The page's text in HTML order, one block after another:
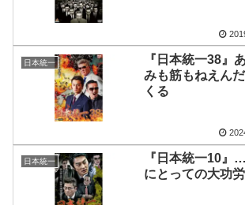
日本統一
『日本統一38』
みも筋もねえん
くる
日本統一
『日本統一10
にとっての大功